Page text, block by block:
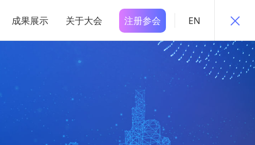
成果展示 关于大会 注册参会 EN